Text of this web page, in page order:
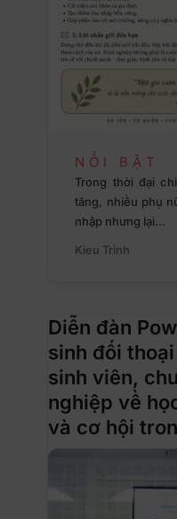
NỔI BẬT
Trong thời đại
tăng, nhiều phụ
nhập nhưng lại…
Kieu Trinh
Diễn đàn
sinh đối
sinh viên,
nghiệp về
và cơ hội